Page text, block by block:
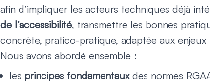
afin d’impliquer les acteurs techniques déjà
de l’accessibilité, transmettre les bonnes
concrète, pratico-pratique, adaptée aux enjeux
Nous avons abordé ensemble :
les principes fondamentauxdes normes